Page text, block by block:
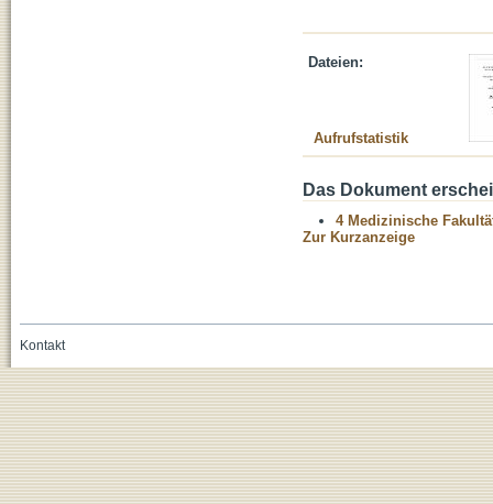
Dateien:
Aufrufstatistik
Das Dokument
4 Medizinische
Zur Kurzanzeige
Kontakt